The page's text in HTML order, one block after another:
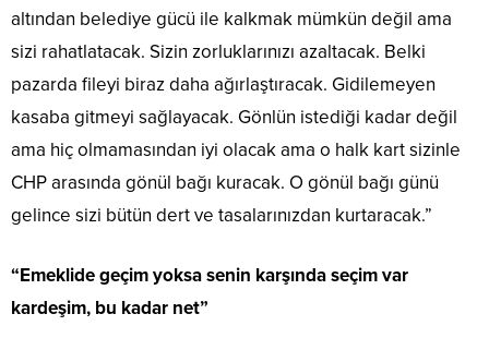
altından belediye gücü ile kalkmak mümkün değil ama
sizi rahatlatacak. Sizin zorluklarınızı azaltacak. Belki
pazarda fileyi biraz daha ağırlaştıracak. Gidilemeyen
kasaba gitmeyi sağlayacak. Gönlün istediği kadar değil
ama hiç olmamasından iyi olacak ama o halk kart sizinle
CHP arasında gönül bağı kuracak. O gönül bağı günü
gelince sizi bütün dert ve tasalarınızdan kurtaracak.”
“Emeklide geçim yoksa senin karşında seçim var
kardeşim, bu kadar net”